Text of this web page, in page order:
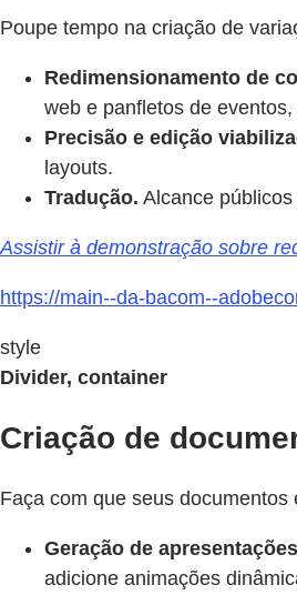
Poupe tempo na criação de
Redimensionamento de
web e panfletos de
Precisão e edição
layouts.
Tradução. Alcance
Assistir à demonstração sobre
https://main--da-bacom--
style
Divider, container
Criação de
Faça com que seus
Geração de
adicione animações